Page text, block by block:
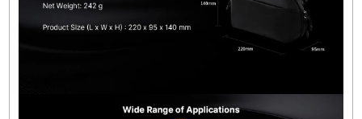
taşımanızı sağlar. Düzen, taşınabilirlik ve
bir arada sunan bu organizer çanta,